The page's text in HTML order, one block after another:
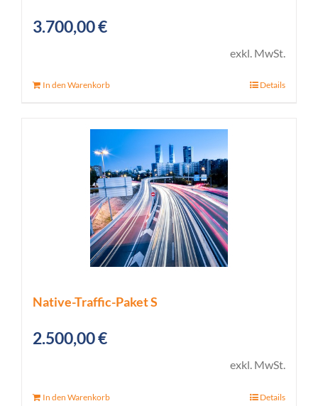
3.700,00€
exkl. MwSt.
In den Warenkorb Details
Native-Traffic-Paket S
2.500,00€
exkl. MwSt.
In den Warenkorb Details